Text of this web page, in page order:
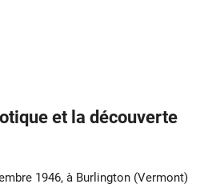
et la découverte
1946, à Burlington (Vermont)